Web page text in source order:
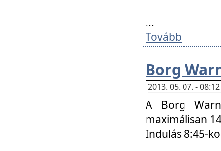
...
Tovább
Borg
2013. 05. 07. -
A Borg
maximálisan
Indulás 8:45-